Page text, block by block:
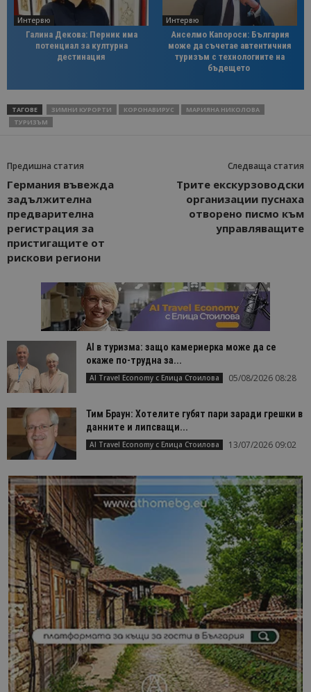
Интервю
Галина Декова: Перник има
потенциал за културна
дестинация
Интервю
Анселмо Капороси: България
може да съчетае автентичния
туризъм с технологиите на
бъдещето
ТАГОВЕ ЗИМНИ КУРОРТИ КОРОНАВИРУС
МАРИЯНА НИКОЛОВА
ТУРИЗЪМ
Предишна статия
Германия въвежда
задължителна
предварителна
регистрация за
пристигащите от
рискови региони
Следваща статия
Трите екскурзоводски
организации пуснаха
отворено писмо към
управляващите
AI в туризма: защо камериерка може да се
окаже по-трудна за...
AI Travel Economy с Елица Стоилова 05/08/2026 08:28
Тим Браун: Хотелите губят пари заради грешки в
данните и липсващи...
AI Travel Economy с Елица Стоилова 13/07/2026 09:02